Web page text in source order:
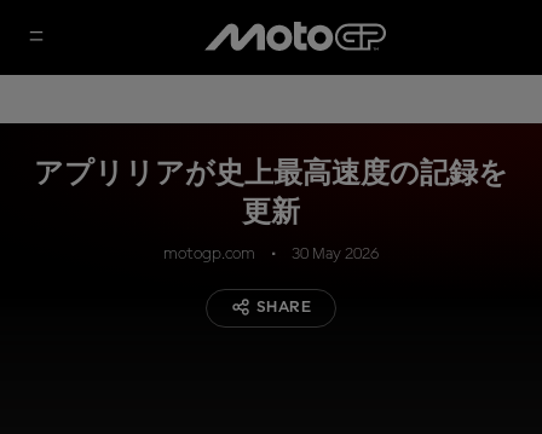
アプリリアが史上最高速度の記録を
更新
motogp.com 30 May 2026
SHARE